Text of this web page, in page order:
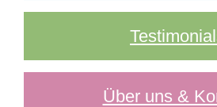
Über uns &